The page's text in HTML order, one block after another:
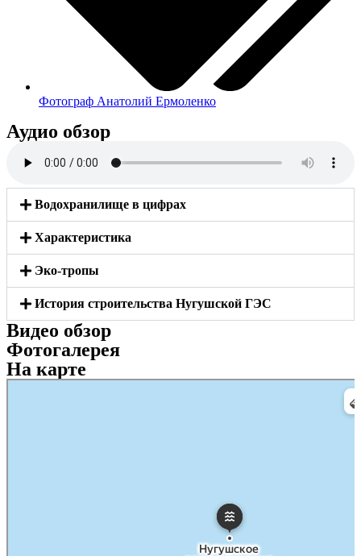
Фотограф Анатолий Ермоленко
Аудио обзор
Водохранилище в цифрах
Характеристика
Эко-тропы
История строительства Нугушской ГЭС
Видео обзор
Фотогалерея
На карте